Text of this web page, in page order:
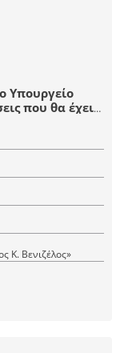
Υπουργείο
που θα έχει
Σερβίας.
Κ. Βενιζέλος»